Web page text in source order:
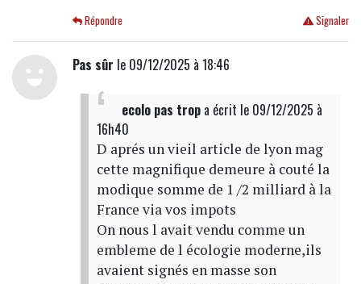
Signaler
Répondre
Pas sûr le 09/12/2025 à 18:46
ecolo pas tropa écrit le 09/12/2025 à
16h40
D aprés un vieil article de lyon mag
cette magnifique demeure à couté la
modique somme de 1 /2 milliard à la
France via vos impots
On nous l avait vendu comme un
embleme de l écologie moderne,ils
avaient signés en masse son